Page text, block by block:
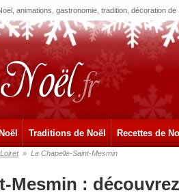
animations, gastronomie, tradition, décoration de
Traditions de Noël Recettes de
Loiret » La Chapelle-Saint-Mesmin
Mesmin :